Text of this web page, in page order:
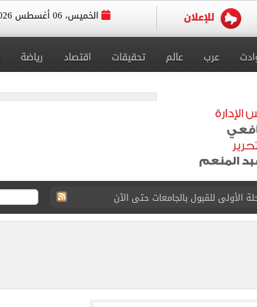
الخميس، 06 أغسطس 2026
عرب عالم تحقيقات اقتصاد رياضة